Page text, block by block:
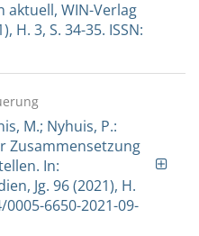
aktuell, WIN-Verlag
H. 3, S. 34-35. ISSN:
M.; Nyhuis, P.:
Zusammensetzung
In:
Jg. 96 (2021), H.
0005-6650-2021-09-